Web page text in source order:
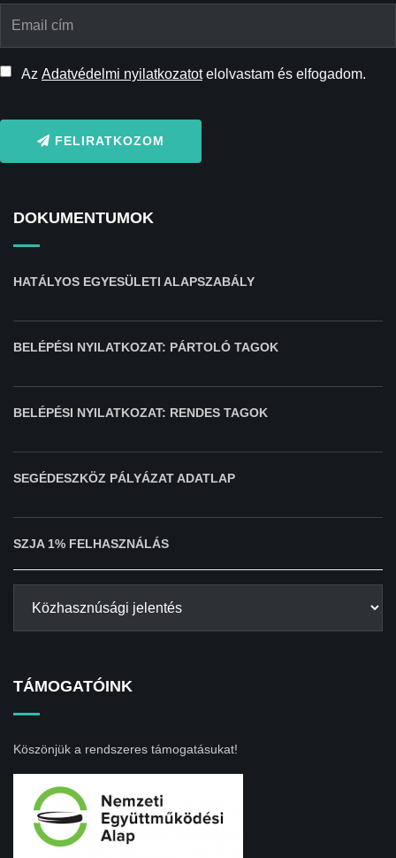
Az Adatvédelmi nyilatkozatotelolvastam és elfogadom.
FELIRATKOZOM
DOKUMENTUMOK
HATÁLYOS EGYESÜLETI ALAPSZABÁLY
BELÉPÉSI NYILATKOZAT: PÁRTOLÓ TAGOK
BELÉPÉSI NYILATKOZAT: RENDES TAGOK
SEGÉDESZKÖZ PÁLYÁZAT ADATLAP
SZJA 1% FELHASZNÁLÁS
TÁMOGATÓINK
Köszönjük a rendszeres támogatásukat!